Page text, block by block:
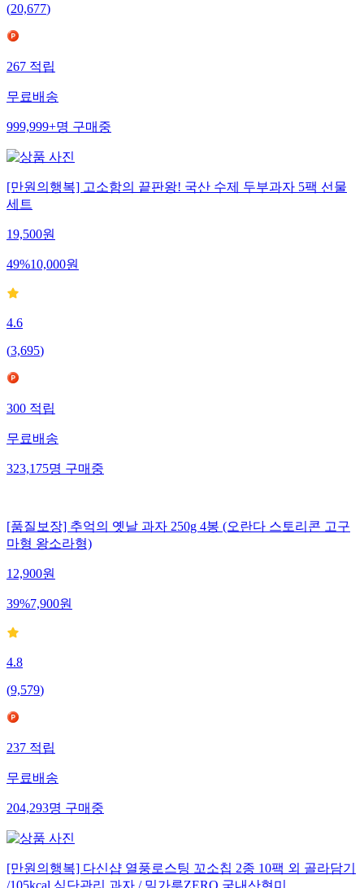
(20,677)
267 적립
무료배송
999,999+명 구매중
[만원의행복] 고소함의 끝판왕! 국산 수제 두부과자 5팩 선물
세트
19,500원
49%10,000원
4.6
(3,695)
300 적립
무료배송
323,175명 구매중
[품질보장] 추억의 옛날 과자 250g 4봉 (오란다 스토리콘 고구
마형 왕소라형)
12,900원
39%7,900원
4.8
(9,579)
237적립
무료배송
204,293명구매중
[만원의행복] 다신샵 열풍로스팅 꼬소칩 2종 10팩 외 골라담기